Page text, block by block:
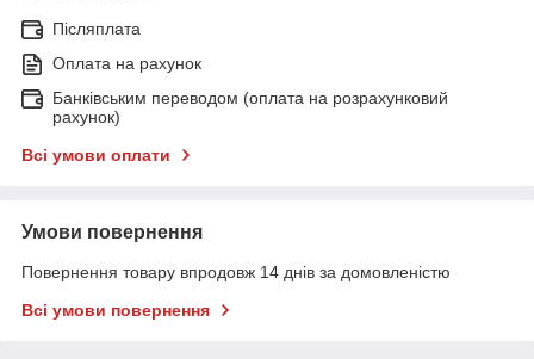
Післяплата
Оплата на рахунок
Банківським переводом (оплата на розрахунковий
рахунок)
Всі умови оплати
Умови повернення
Повернення товару впродовж 14 днів за домовленістю
Всі умови повернення